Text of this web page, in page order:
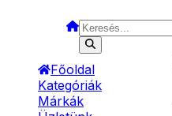
Főoldal
Kategóriák
Márkák